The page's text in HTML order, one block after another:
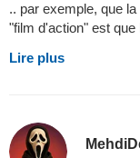
.. par exemple, que
"film d'action" est
Lire plus